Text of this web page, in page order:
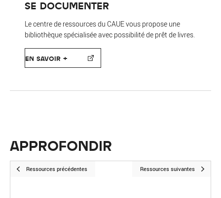
SE DOCUMENTER
Le centre de ressources du CAUE vous propose une
bibliothèque spécialisée avec possibilité de prêt de livres.
EN SAVOIR +
APPROFONDIR
Ressources précédentes Ressources suivantes